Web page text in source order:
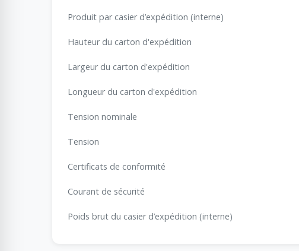
Produit par casier d’expédition (interne)
Hauteur du carton d'expédition
Largeur du carton d'expédition
Longueur du carton d'expédition
Tension nominale
Tension
Certificats de conformité
Courant de sécurité
Poids brut du casier d’expédition (interne)